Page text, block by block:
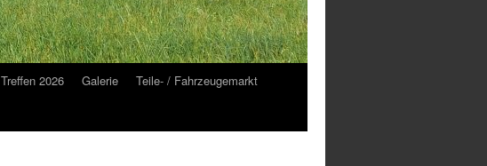
Treffen 2026 Galerie
Teile- / Fahrzeugemarkt